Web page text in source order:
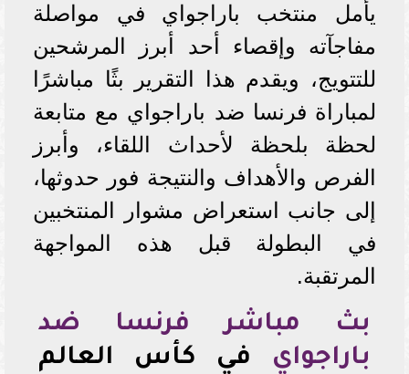
يأمل منتخب باراجواي في مواصلة
مفاجآته وإقصاء أحد أبرز المرشحين
للتتويج، ويقدم هذا التقرير بثًا مباشرًا
لمباراة فرنسا ضد باراجواي مع متابعة
لحظة بلحظة لأحداث اللقاء، وأبرز
الفرص والأهداف والنتيجة فور حدوثها،
إلى جانب استعراض مشوار المنتخبين
في البطولة قبل هذه المواجهة
المرتقبة.
بث مباشر فرنسا ضد
باراجواي في كأس العالم